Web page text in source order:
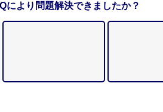
により問題解決できましたか？